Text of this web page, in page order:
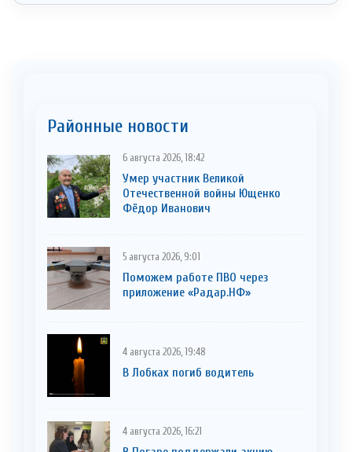
Районные новости
6 августа 2026, 18:42
Умер участник Великой
Отечественной войны Ющенко
Фёдор Иванович
5 августа 2026, 9:01
Поможем работе ПВО через
приложение «Радар.НФ»
4 августа 2026, 19:48
В Лобках погиб водитель
4 августа 2026, 16:21